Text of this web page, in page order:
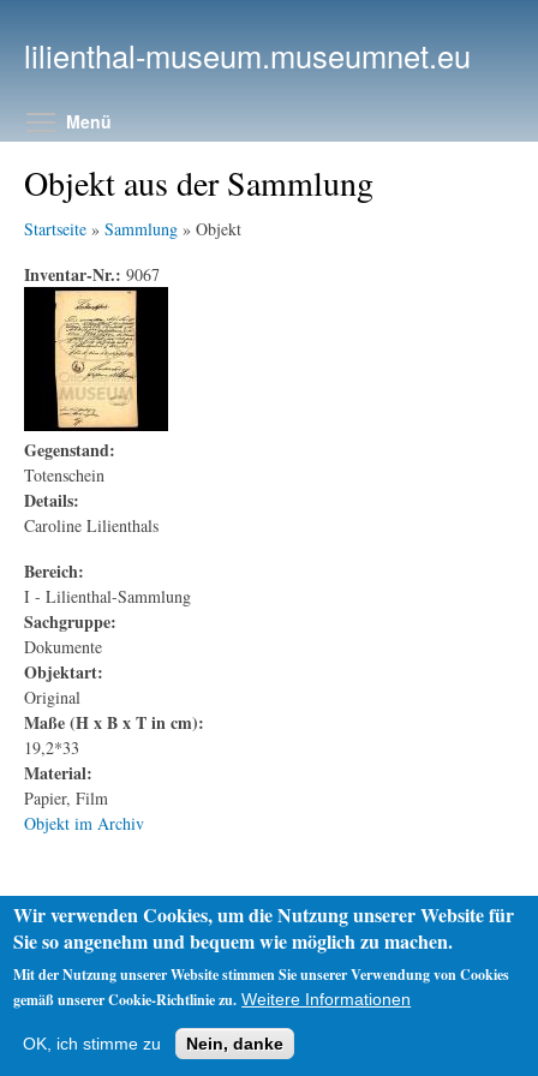
lilienthal-museum.museumnet.eu
Menü
Objekt aus der Sammlung
Startseite » Sammlung » Objekt
Inventar-Nr.: 9067
Gegenstand:
Totenschein
Details:
Caroline Lilienthals
Bereich:
I - Lilienthal-Sammlung
Sachgruppe:
Dokumente
Objektart:
Original
Maße (H x B x T in cm):
19,2*33
Material:
Papier, Film
Objekt im Archiv
Impressum
Wir verwenden Cookies, um die Nutzung unserer Website für
Sie so angenehm und bequem wie möglich zu machen.
Mit der Nutzung unserer Website stimmen Sie unserer Verwendung von Cookies
gemäß unserer Cookie-Richtlinie zu. Weitere Informationen
OK, ich stimme zu Nein, danke